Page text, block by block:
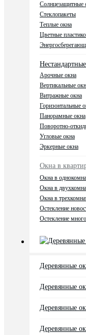
Солнцезащитные
Стеклопакеты
Теплые окна
Цветные
Арочные окна
Вертикальные
Витражные окна
Горизонтальные
Панорамные окна
Поворотно-
Угловые окна
Эркерные окна
Окна в
Окна в
Окна в
Окна в
Остекление
Остекление
Деревянные
Деревянные
Деревянные
Деревянные